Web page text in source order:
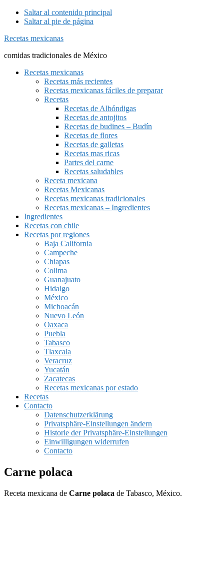
Saltar al contenido principal
Saltar al pie de página
Recetas mexicanas
comidas tradicionales de México
Recetas mexicanas
Recetas más recientes
Recetas mexicanas fáciles de preparar
Recetas
Recetas de Albóndigas
Recetas de antojitos
Recetas de budines – Budín
Recetas de flores
Recetas de galletas
Recetas mas ricas
Partes del carne
Recetas saludables
Receta mexicana
Recetas Mexicanas
Recetas mexicanas tradicionales
Recetas mexicanas – Ingredientes
Ingredientes
Recetas con chile
Recetas por regiones
Baja California
Campeche
Chiapas
Colima
Guanajuato
Hidalgo
México
Michoacán
Nuevo León
Oaxaca
Puebla
Tabasco
Tlaxcala
Veracruz
Yucatán
Zacatecas
Recetas mexicanas por estado
Recetas
Contacto
Datenschutzerklärung
Privatsphäre-Einstellungen ändern
Historie der Privatsphäre-Einstellungen
Einwilligungen widerrufen
Contacto
Carne polaca
Receta mexicana de Carne polaca de Tabasco, México.